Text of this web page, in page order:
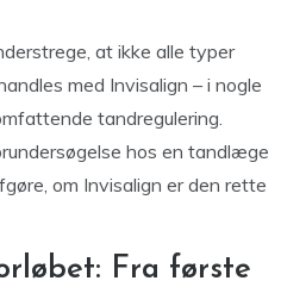
at ikke alle typer
med Invisalign – i nogle
tandregulering.
hos en tandlæge
om Invisalign er den rette
Fra første